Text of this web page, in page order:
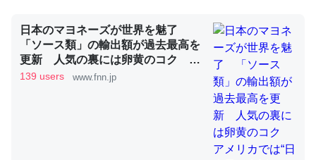
くらい。小説でいう「ずっと前の伏線」は回収されないけ
ど、短期記憶というには多い分量。進化すればするほど分
かりやすく強くなりそう
─GPTの仕組みと限界についての考察（１） - conceptualization
日本のマヨネーズが世界を魅了
「ソース類」の輸出額が過去最高を
更新 人気の裏には卵黄のコク ア
メリカでは“日本風”が誕生｜FNNプ
139 users www.fnn.jp